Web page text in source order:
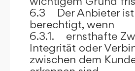
6.3 Der Anbieter ist
berechtigt, wenn
6.3.1. ernsthafte
Integrität oder
zwischen dem